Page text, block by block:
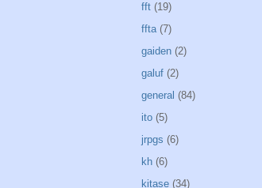
fft (19)
ffta (7)
gaiden (2)
galuf (2)
general (84)
ito (5)
jrpgs (6)
kh (6)
kitase (34)